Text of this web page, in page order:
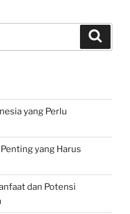
yang Perlu
yang Harus
dan Potensi